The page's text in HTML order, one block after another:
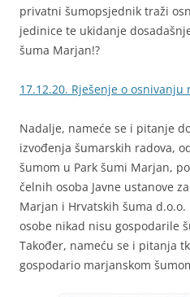
privatni šumopsjednik traži
jedinice te ukidanje
šuma Marjan!?
17.12.20. Rješenje o
Nadalje, nameće se i pitanje
izvođenja šumarskih radova,
šumom u Park šumi Marjan,
čelnih osoba Javne ustanove
Marjan i Hrvatskih šuma
osobe nikad nisu gospodarile
Također, nameću se i pitanja
gospodario marjanskom